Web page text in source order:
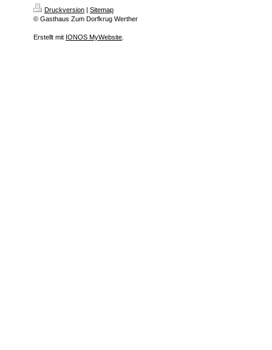
Druckversion | Sitemap
© Gasthaus Zum Dorfkrug Werther
Erstellt mit IONOS MyWebsite